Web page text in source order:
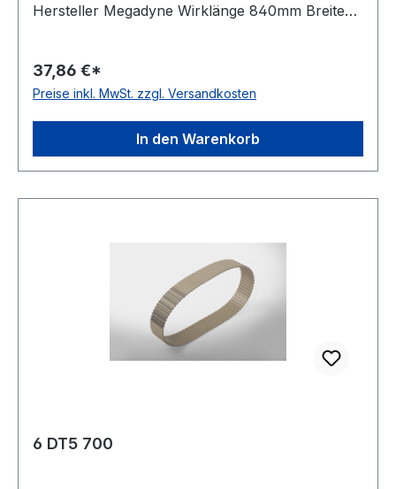
Hersteller Megadyne Wirklänge 840mm Breite
Norm DIN 7721 antistatisch nein
37,86 €*
Preise inkl. MwSt. zzgl. Versandkosten
In den Warenkorb
6 DT5 700